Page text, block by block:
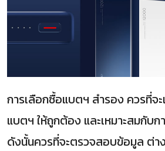
การเลือกซื้อแบตฯ สำรอง ควรที่จะ
แบตฯ ให้ถูกต้อง และเหมาะสมกับก
ดังนั้นควรที่จะตรวจสอบข้อมูล ต่